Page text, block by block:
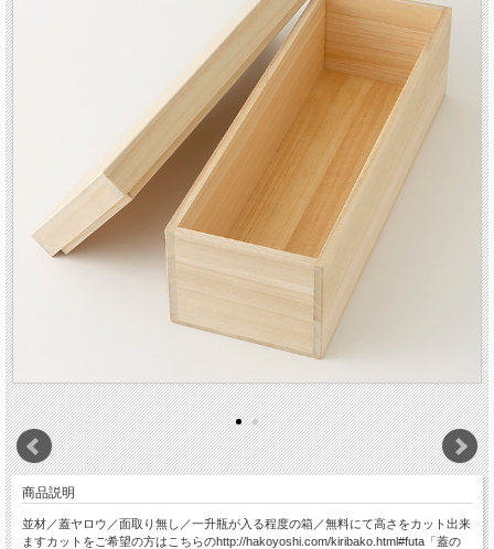
商品説明
並材／蓋ヤロウ／面取り無し／一升瓶が入る程度の箱／無料にて高さをカット出来
ますカットをご希望の方はこちらのhttp://hakoyoshi.com/kiribako.html#futa「蓋の